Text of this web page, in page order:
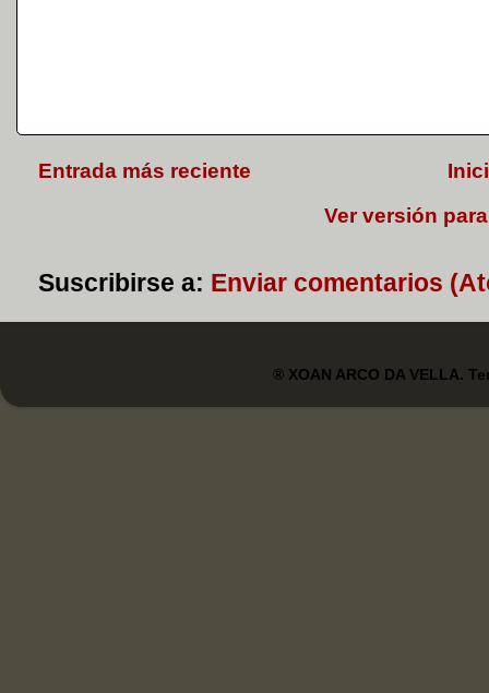
Entrada más reciente
Ver versión
Suscribirse a: Enviar comentarios
® XOAN ARCO DA VELLA.